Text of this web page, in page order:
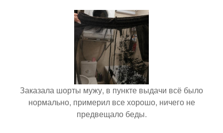
Заказала шорты мужу, в пункте выдачи всё было
нормально, примерил все хорошо, ничего не
предвещало беды.